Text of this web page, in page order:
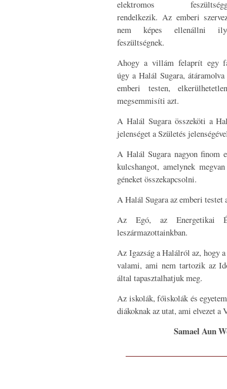
elektromos
rendelkezik. Az emberi
nem képes ellenállni
feszültségnek.
Ahogy a villám felaprít egy
úgy a Halál Sugara, átáramolva
emberi testen,
megsemmisíti azt.
A Halál Sugara összeköti a
jelenséget a Születés
A Halál Sugara nagyon finom
kulcshangot, amelynek
géneket összekapcsolni.
A Halál Sugara az emberi
Az Egó, az Energetikai
leszármazottainkban.
Az Igazság a Halálról az, hogy
valami, ami nem tartozik az
által tapasztalhatjuk meg.
Az iskolák, főiskolák és
diákoknak az utat, ami elvezet a
Samael Aun